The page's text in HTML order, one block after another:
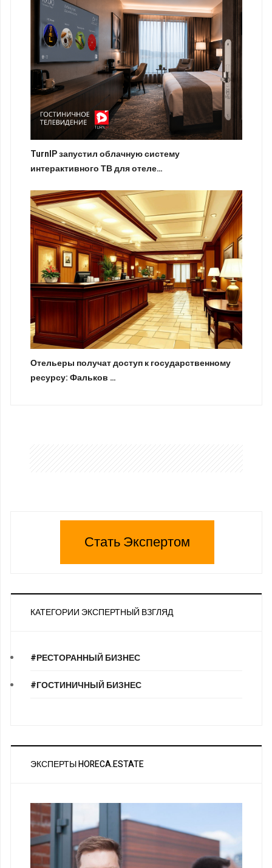
TurnIP запустил облачную систему
интерактивного ТВ для отеле…
Отельеры получат доступ к государственному
ресурсу: Фальков …
Стать Экспертом
КАТЕГОРИИ ЭКСПЕРТНЫЙ ВЗГЛЯД
#РЕСТОРАННЫЙ БИЗНЕС
#ГОСТИНИЧНЫЙ БИЗНЕС
ЭКСПЕРТЫ HORECA.ESTATE